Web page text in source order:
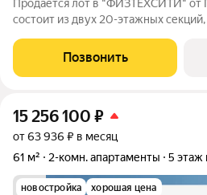
Продаётся лот в "ФИЗТЕХСИТИ"
состоит из двух 20-этажных
панорамным остеклением. В
подземный паркинг и гостевые
Позвонить
15 256 100 ₽
от 63 936 ₽ в месяц
61 м²
2-комн. апартаменты 5 этаж
новостройка хорошая цена